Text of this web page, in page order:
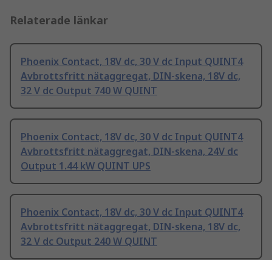
Relaterade länkar
Phoenix Contact, 18V dc, 30 V dc Input QUINT4
Avbrottsfritt nätaggregat, DIN-skena, 18V dc,
32 V dc Output 740 W QUINT
Phoenix Contact, 18V dc, 30 V dc Input QUINT4
Avbrottsfritt nätaggregat, DIN-skena, 24V dc
Output 1.44 kW QUINT UPS
Phoenix Contact, 18V dc, 30 V dc Input QUINT4
Avbrottsfritt nätaggregat, DIN-skena, 18V dc,
32 V dc Output 240 W QUINT